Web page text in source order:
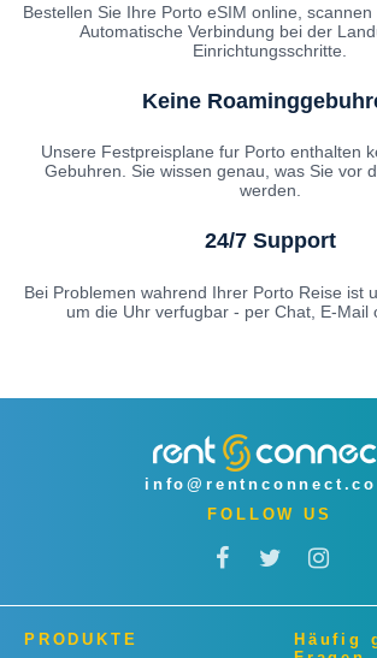
Bestellen Sie Ihre Porto eSIM online, scannen
Automatische Verbindung bei der
Einrichtungsschritte.
Keine
Unsere Festpreisplane fur Porto enthalten
Gebuhren. Sie wissen genau, was Sie vor
werden.
24/7 Support
Bei Problemen wahrend Ihrer Porto Reise ist
um die Uhr verfugbar - per Chat, E-Mail
FOLLOW US
PRODUKTE
Häufig